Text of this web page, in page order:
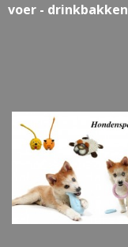
voer - drinkbakken